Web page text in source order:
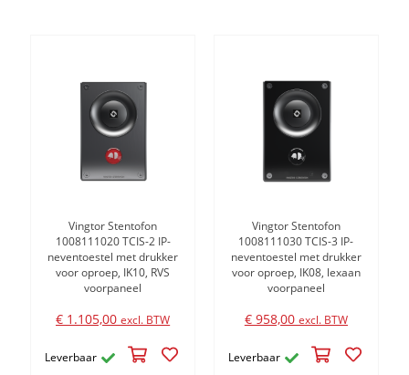
Vingtor Stentofon
1008111020 TCIS-2 IP-
neventoestel met drukker
voor oproep, IK10, RVS
voorpaneel
€ 1.105,00excl. BTW
Leverbaar
Vingtor Stentofon
1008111030 TCIS-3 IP-
neventoestel met drukker
voor oproep, IK08, lexaan
voorpaneel
€ 958,00 excl. BTW
Leverbaar